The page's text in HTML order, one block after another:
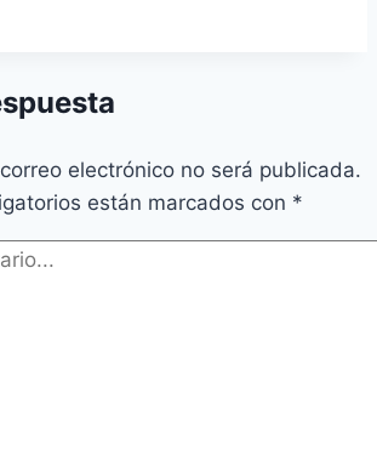
electrónico no será publicada.
están marcados con *